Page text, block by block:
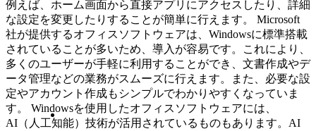
例えば、ホーム画面から直接アプリにアクセスしたり、詳細
な設定を変更したりすることが簡単に行えます。 Microsoft
社が提供するオフィスソフトウェアは、Windowsに標準搭載
されていることが多いため、導入が容易です。これにより、
多くのユーザーが手軽に利用することができ、文書作成やデ
ータ管理などの業務がスムーズに行えます。また、必要な設
定やアカウント作成もシンプルでわかりやすくなっていま
す。 Windowsを使用したオフィスソフトウェアには、
AI（人工知能）技術が活用されているものもあります。AI